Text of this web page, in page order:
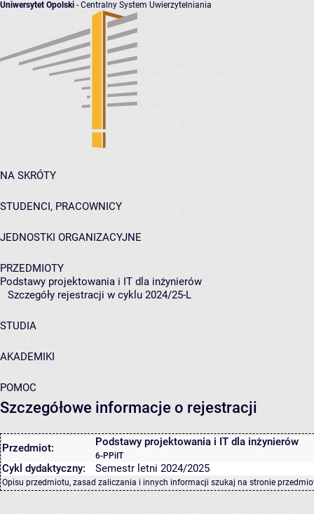
Uniwersytet Opolski - Centralny System Uwierzytelniania
NA SKRÓTY
STUDENCI, PRACOWNICY
JEDNOSTKI ORGANIZACYJNE
PRZEDMIOTY
Podstawy projektowania i IT dla inżynierów
Szczegóły rejestracji w cyklu 2024/25-L
STUDIA
AKADEMIKI
POMOC
Szczegółowe informacje o rejestracji
Przedmiot: Podstawy projektowania i IT dla inżynierów
6-PPiIT
Cykl dydaktyczny: Semestr letni 2024/2025
Opisu przedmiotu, zasad zaliczania i innych informacji szukaj na stronie